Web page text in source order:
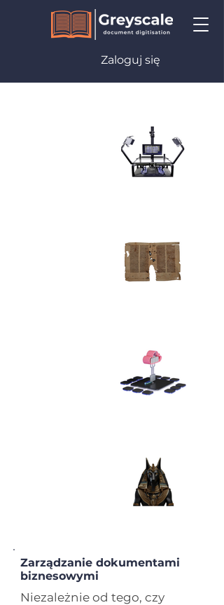
Zaloguj się
Zarządzanie dokumentami
biznesowymi
Niezależnie od tego, czy